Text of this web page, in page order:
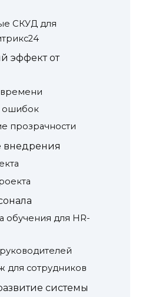
СКУД для
эффект от
прозрачности
внедрения
обучения для HR-
для сотрудников
системы